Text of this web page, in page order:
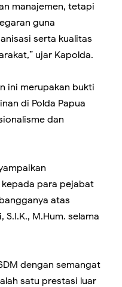
manajemen, tetapi
guna
serta kualitas
ujar Kapolda.
ini merupakan bukti
di Polda Papua
dan
para pejabat
atas
M.Hum. selama
dengan semangat
satu prestasi luar